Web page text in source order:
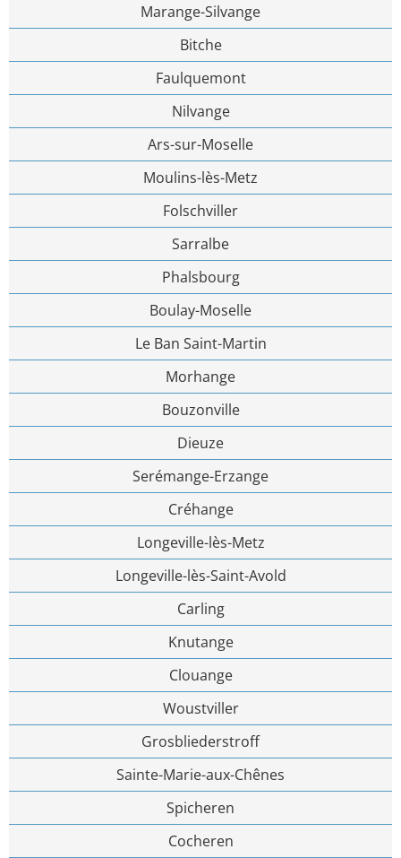
Marange-Silvange
Bitche
Faulquemont
Nilvange
Ars-sur-Moselle
Moulins-lès-Metz
Folschviller
Sarralbe
Phalsbourg
Boulay-Moselle
Le Ban Saint-Martin
Morhange
Bouzonville
Dieuze
Serémange-Erzange
Créhange
Longeville-lès-Metz
Longeville-lès-Saint-Avold
Carling
Knutange
Clouange
Woustviller
Grosbliederstroff
Sainte-Marie-aux-Chênes
Spicheren
Cocheren